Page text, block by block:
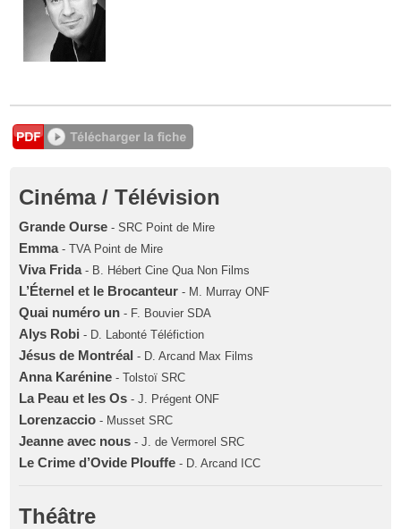
Cinéma / Télévision
Grande Ourse - SRC Point de Mire
Emma- TVA Point de Mire
Viva Frida- B. Hébert Cine Qua Non Films
L’Éternel et le Brocanteur - M. Murray ONF
Quai numéro un- F. Bouvier SDA
Alys Robi - D. Labonté Téléfiction
Jésus de Montréal - D. Arcand Max Films
Anna Karénine - Tolstoï SRC
La Peau et les Os- J. Prégent ONF
Lorenzaccio - Musset SRC
Jeanne avec nous - J. de Vermorel SRC
Le Crime d’Ovide Plouffe - D. Arcand ICC
Théâtre